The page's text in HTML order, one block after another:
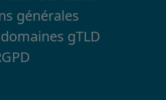
générales
gTLD